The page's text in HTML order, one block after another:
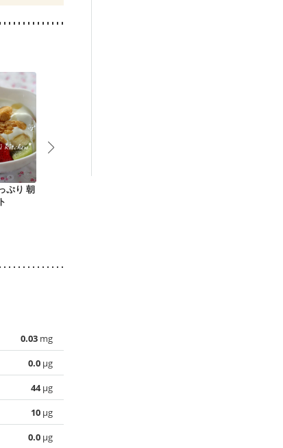
ぷり 朝
0.03 mg
0.0 µg
44µg
10 µg
0.0 µg